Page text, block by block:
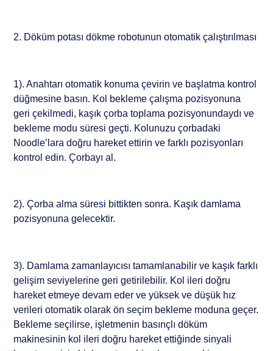
2. Döküm potası dökme robotunun otomatik çalıştırılması
1). Anahtarı otomatik konuma çevirin ve başlatma kontrol
düğmesine basın. Kol bekleme çalışma pozisyonuna
geri çekilmedi, kaşık çorba toplama pozisyonundaydı ve
bekleme modu süresi geçti. Kolunuzu çorbadaki
Noodle’lara doğru hareket ettirin ve farklı pozisyonları
kontrol edin. Çorbayı al.
2). Çorba alma süresi bittikten sonra. Kaşık damlama
pozisyonuna gelecektir.
3). Damlama zamanlayıcısı tamamlanabilir ve kaşık farklı
gelişim seviyelerine geri getirilebilir. Kol ileri doğru
hareket etmeye devam eder ve yüksek ve düşük hız
verileri otomatik olarak ön seçim bekleme moduna geçer.
Bekleme seçilirse, işletmenin basınçlı döküm
makinesinin kol ileri doğru hareket ettiğinde sinyali